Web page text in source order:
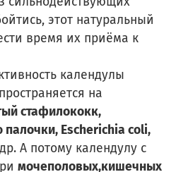
этот натуральный
время их приёма к
календулы
на
стафилококк,
Escherichia coli,
А потому календулу с
мочеполовых,кишечных